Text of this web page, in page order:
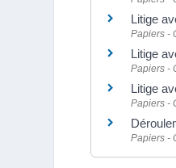
Litige
Papiers -
Litige
Papiers -
Litige
Papiers -
Papiers -